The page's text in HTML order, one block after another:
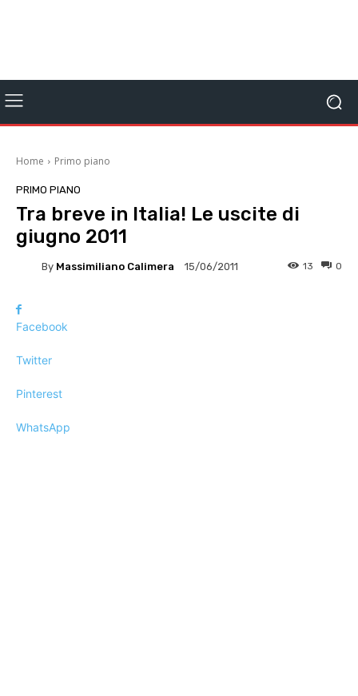
Home Primo piano
PRIMO PIANO
Tra breve in Italia! Le uscite di
giugno 2011
By Massimiliano Calimera 15/06/2011 0
13
Facebook
Twitter
Pinterest
WhatsApp